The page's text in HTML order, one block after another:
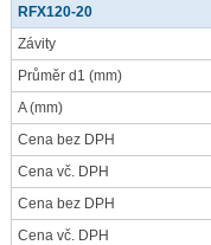
RFX120-20
Závity
Průměr d1 (mm)
A(mm)
Cena bez DPH
Cena vč. DPH
Cena bez DPH
Cena vč. DPH